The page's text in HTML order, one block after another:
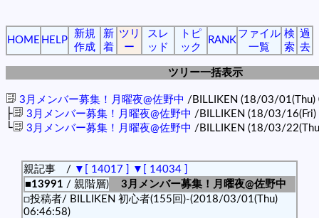
HOME HELP
新規
作成
新
着
ツリ
ー
スレ
ッド
トピ
ック
RANK
ファイル
一覧
検
索
過
去
ツリー一括表示
3月メンバー募集！月曜夜@佐野中 /BILLIKEN (18/03/
├ 3月メンバー募集！月曜夜@佐野中 /BILLIKEN (18/03/
└ 3月メンバー募集！月曜夜@佐野中 /BILLIKEN (18/03/
親記事 / ▼[ 14017 ]
▼[ 14034 ]
■13991 / 親階層)
3月メンバー募集！月曜夜@佐野中
□投稿者/ BILLIKEN 初心者(155回)-(2018/03/01(Thu)
06:46:58)